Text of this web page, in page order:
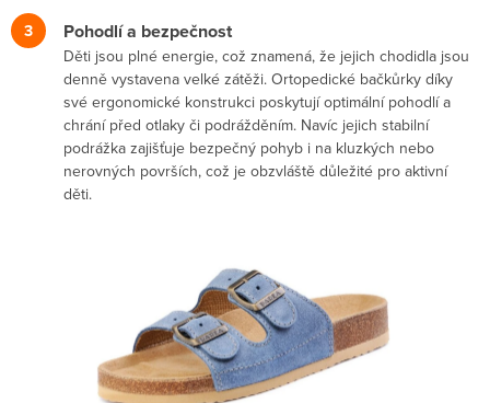
Pohodlí a bezpečnost
Děti jsou plné energie, což znamená, že jejich chodidla jsou
denně vystavena velké zátěži. Ortopedické bačkůrky díky
své ergonomické konstrukci poskytují optimální pohodlí a
chrání před otlaky či podrážděním. Navíc jejich stabilní
podrážka zajišťuje bezpečný pohyb i na kluzkých nebo
nerovných površích, což je obzvláště důležité pro aktivní
děti.